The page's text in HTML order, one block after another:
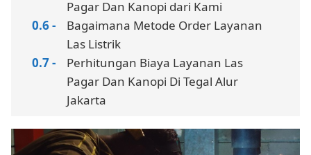
Pagar Dan Kanopi dari Kami
Bagaimana Metode Order Layanan
Las Listrik
Perhitungan Biaya Layanan Las
Pagar Dan Kanopi Di Tegal Alur
Jakarta